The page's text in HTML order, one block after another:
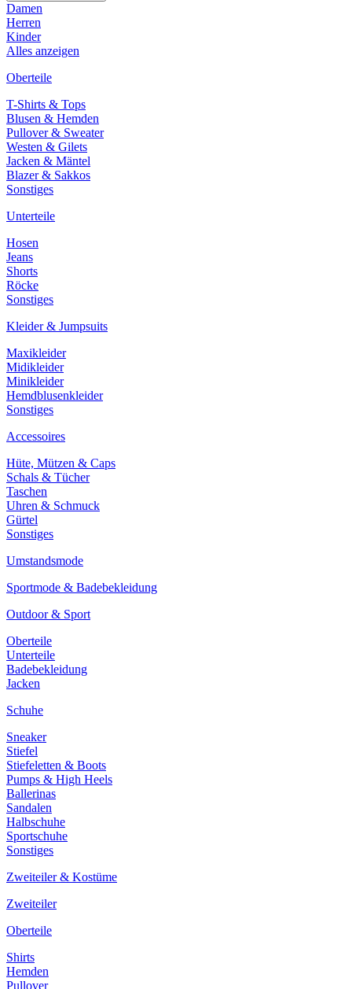
Damen
Herren
Kinder
Alles anzeigen
Oberteile
T-Shirts & Tops
Blusen & Hemden
Pullover & Sweater
Westen & Gilets
Jacken & Mäntel
Blazer & Sakkos
Sonstiges
Unterteile
Hosen
Jeans
Shorts
Röcke
Sonstiges
Kleider & Jumpsuits
Maxikleider
Midikleider
Minikleider
Hemdblusenkleider
Sonstiges
Accessoires
Hüte, Mützen & Caps
Schals & Tücher
Taschen
Uhren & Schmuck
Gürtel
Sonstiges
Umstandsmode
Sportmode & Badebekleidung
Outdoor & Sport
Oberteile
Unterteile
Badebekleidung
Jacken
Schuhe
Sneaker
Stiefel
Stiefeletten & Boots
Pumps & High Heels
Ballerinas
Sandalen
Halbschuhe
Sportschuhe
Sonstiges
Zweiteiler & Kostüme
Zweiteiler
Oberteile
Shirts
Hemden
Pullover